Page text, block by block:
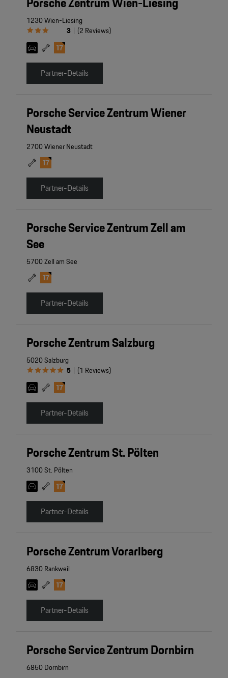
1230 Wien-Liesing
3 | (2 Reviews)
Partner-Details
Porsche Service Zentrum Wiener
Neustadt
2700 Wiener Neustadt
Partner-Details
Porsche Service Zentrum Zell am
See
5700 Zell am See
Partner-Details
Porsche Zentrum Salzburg
5020 Salzburg
5 | (1 Reviews)
Partner-Details
Porsche Zentrum St. Pölten
3100 St. Pölten
Partner-Details
Porsche Zentrum Vorarlberg
6830 Rankweil
Partner-Details
Porsche Service Zentrum Dornbirn
6850 Dornbirn